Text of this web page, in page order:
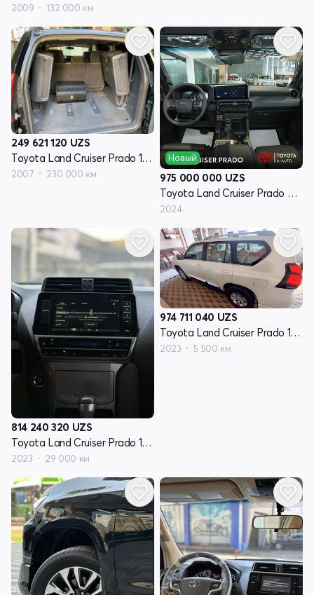
2009 132 000 км
249 621 120 UZS
Toyota Land Cruiser Prado 120 Series рестайлинг
2007 230 000 км
Новый
975 000 000 UZS
Toyota Land Cruiser Prado 250 Series
2024
814 240 320 UZS
Toyota Land Cruiser Prado 150 Series рестайлинг 3
2023 29 000 км
974 711 040 UZS
Toyota Land Cruiser Prado 150 Series рестайлинг 3
2023 5 500 км